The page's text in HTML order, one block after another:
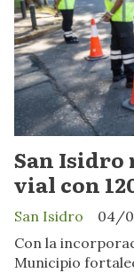
San Isidro
vial con
San Isidro
04/
Con la
Municipio